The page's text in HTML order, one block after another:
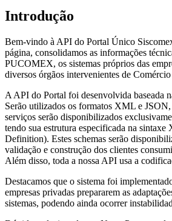
Introdução
Bem-vindo à API do Portal Único
página, consolidamos as informações
PUCOMEX, os sistemas próprios das
diversos órgãos intervenientes de
A API do Portal foi desenvolvida baseada
Serão utilizados os formatos XML e
serviços serão disponibilizados
tendo sua estrutura especificada na
Definition). Estes schemas serão
validação e construção dos clientes
Além disso, toda a nossa API usa a
Destacamos que o sistema foi
empresas privadas prepararem as
sistemas, podendo ainda ocorrer